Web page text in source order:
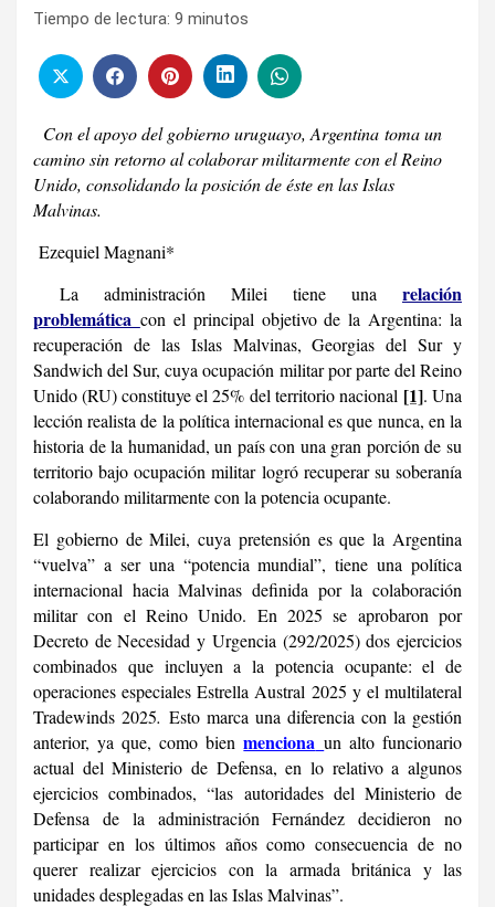
Tiempo de lectura: 9 minutos
Con el apoyo del gobierno uruguayo, Argentina toma un
camino sin retorno al colaborar militarmente con el Reino
Unido, consolidando la posición de éste en las Islas
Malvinas.
Ezequiel Magnani*
La administración Milei tiene una relación
problemática con el principal objetivo de la Argentina: la
recuperación de las Islas Malvinas, Georgias del Sur y
Sandwich del Sur, cuya ocupación militar por parte del Reino
Unido (RU) constituye el 25% del territorio nacional [1]. Una
lección realista de la política internacional es que nunca, en la
historia de la humanidad, un país con una gran porción de su
territorio bajo ocupación militar logró recuperar su soberanía
colaborando militarmente con la potencia ocupante.
El gobierno de Milei, cuya pretensión es que la Argentina
“vuelva” a ser una “potencia mundial”, tiene una política
internacional hacia Malvinas definida por la colaboración
militar con el Reino Unido. En 2025 se aprobaron por
Decreto de Necesidad y Urgencia (292/2025) dos ejercicios
combinados que incluyen a la potencia ocupante: el de
operaciones especiales Estrella Austral 2025 y el multilateral
Tradewinds 2025. Esto marca una diferencia con la gestión
anterior, ya que, como bienmenciona un alto funcionario
actual del Ministerio de Defensa, en lo relativo a algunos
ejercicios combinados, “las autoridades del Ministerio de
Defensa de la administración Fernández decidieron no
participar en los últimos años como consecuencia de no
querer realizar ejercicios con la armada británica y las
unidades desplegadas en las Islas Malvinas”.